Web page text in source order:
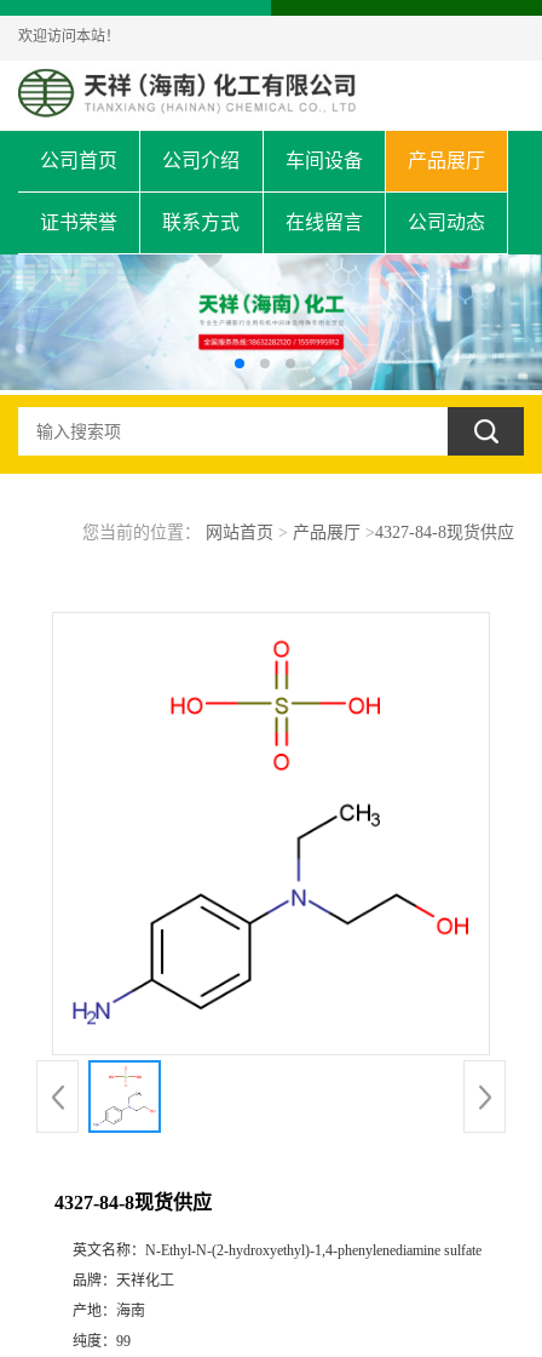
欢迎访问本站！
公司首页 公司介绍 车间设备 产品展厅
证书荣誉 联系方式 在线留言 公司动态
您当前的位置： 网站首页 > 产品展厅 >4327-84-8现货供应
4327-84-8现货供应
英文名称： N-Ethyl-N-(2-hydroxyethyl)-1,4-phenylenediamine sulfate
品牌： 天祥化工
产地： 海南
纯度： 99